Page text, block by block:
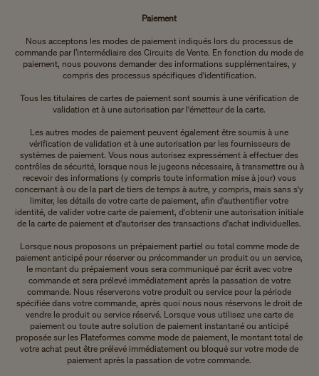
Paiement
Nous acceptons les modes de paiement indiqués lors du processus de
commande par l’intermédiaire des Circuits de Vente. En fonction du mode de
paiement, nous pouvons demander des informations supplémentaires, y
compris des processus spécifiques d'identification.
Tous les titulaires de cartes de paiement sont soumis à une vérification de
validation et à une autorisation par l'émetteur de la carte.
Les autres modes de paiement peuvent également être soumis à une
vérification de validation et à une autorisation par les fournisseurs de
systèmes de paiement. Vous nous autorisez expressément à effectuer des
contrôles de sécurité, lorsque nous le jugeons nécessaire, à transmettre ou à
recevoir des informations (y compris toute information mise à jour) vous
concernant à ou de la part de tiers de temps à autre, y compris, mais sans s'y
limiter, les détails de votre carte de paiement, afin d'authentifier votre
identité, de valider votre carte de paiement, d'obtenir une autorisation initiale
de la carte de paiement et d'autoriser des transactions d'achat individuelles.
Lorsque nous proposons un prépaiement partiel ou total comme mode de
paiement anticipé pour réserver ou précommander un produit ou un service,
le montant du prépaiement vous sera communiqué par écrit avec votre
commande et sera prélevé immédiatement après la passation de votre
commande. Nous réserverons votre produit ou service pour la période
spécifiée dans votre commande, après quoi nous nous réservons le droit de
vendre le produit ou service réservé. Lorsque vous utilisez une carte de
paiement ou toute autre solution de paiement instantané ou anticipé
proposée sur les Plateformes comme mode de paiement, le montant total de
votre achat peut être prélevé immédiatement ou bloqué sur votre mode de
paiement après la passation de votre commande.